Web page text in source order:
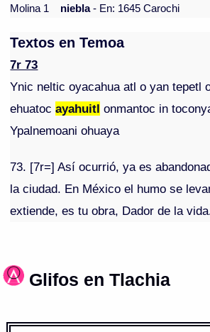
Molina 1
niebla- En: 1645 Carochi
Textos en Temoa
7r 73
Ynic neltic oyacahua atl o yan tepetl
ehuatocayahuitl onmantoc in
Ypalnemoani ohuaya
73. [7r=] Así ocurrió, ya es
la ciudad. En México el humo se
extiende, es tu obra, Dador de la
Glifos en Tlachia